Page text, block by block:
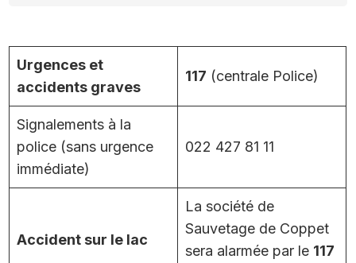
Urgences et
accidents graves
117 (centrale Police)
Signalements à la
police (sans urgence
immédiate)
022 427 81 11
Accident sur le lac
La société de
Sauvetage de Coppet
sera alarmée par le 117